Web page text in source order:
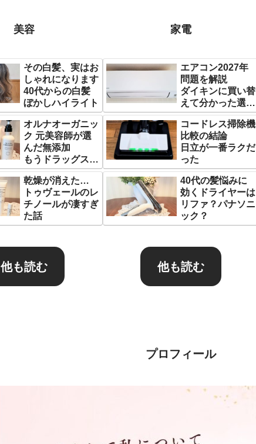
美容
その白髪、実はお
しゃれになります
40代からの白髪
ぼかしハイライト
オルナオーガニッ
ク 元美容師が選
んだ無添加
もうドラッグスト
アに戻れない
乾燥が消えた…
トゥヴェールのレ
チノールが凄すぎ
た話
他も読む
家電
エアコン2027年
問題を解説
ダイキンに買い替
えて分かった選び
方
コードレス掃除機
比較の結論
日立が一番ラクだ
った
40代の髪悩みに
効くドライヤーは
リファ？パナソニ
ック？
他も読む
プロフィール